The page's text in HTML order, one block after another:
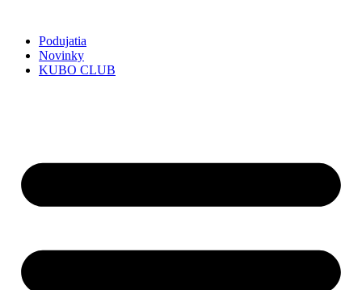
obsah
Podujatia
Novinky
KUBO CLUB